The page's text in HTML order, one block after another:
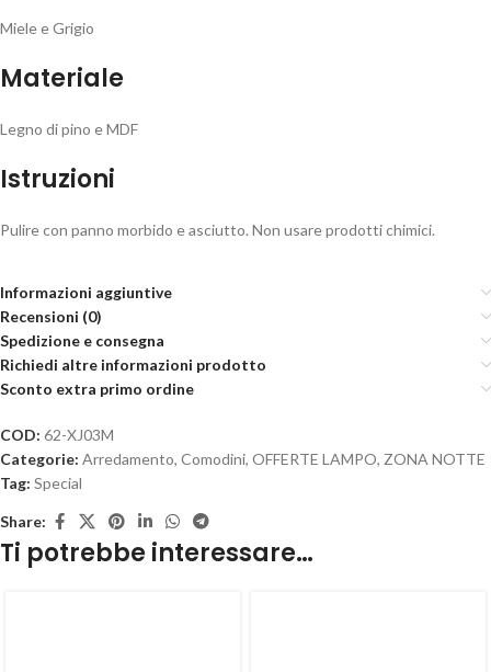
Miele e Grigio
Materiale
Legno di pino e MDF
Istruzioni
Pulire con panno morbido e asciutto. Non usare prodotti chimici.
Informazioni aggiuntive
Recensioni (0)
Spedizione e consegna
Richiedi altre informazioni prodotto
Sconto extra primo ordine
COD: 62-XJ03M
Categorie: Arredamento, Comodini, OFFERTE LAMPO, ZONA NOTTE
Tag: Special
Share:
Ti potrebbe interessare…